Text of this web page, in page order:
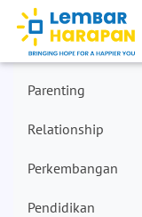
Parenting
Relationship
Perkembangan
Pendidikan